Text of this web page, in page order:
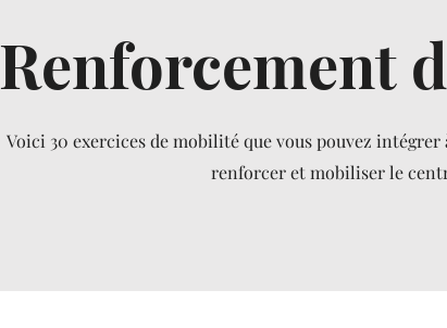
Renforcement
Voici 30 exercices de mobilité que vous pouvez
renforcer et mobiliser le